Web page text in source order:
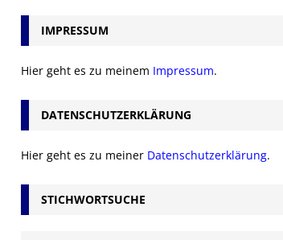
IMPRESSUM
Hier geht es zu meinem Impressum.
DATENSCHUTZERKLÄRUNG
Hier geht es zu meiner Datenschutzerklärung.
STICHWORTSUCHE